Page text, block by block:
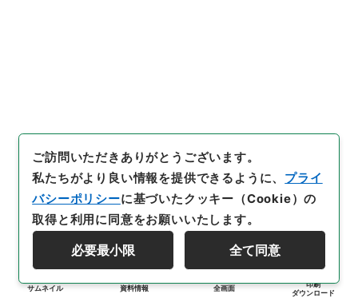
サムネイル 資料情報 全画面
印刷
ダウンロード
ご訪問いただきありがとうございます。
私たちがより良い情報を提供できるように、 プライ
バシーポリシーに基づいたクッキー（Cookie）の
取得と利用に同意をお願いいたします。
必要最小限 全て同意